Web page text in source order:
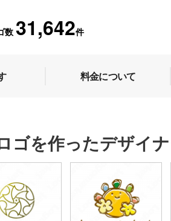
数 31,642件
料金について
ゴを作ったデザイ